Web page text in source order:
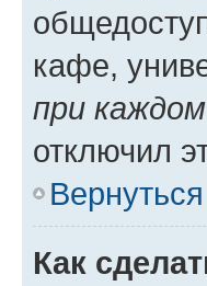
кафе,
при
отключил
Как